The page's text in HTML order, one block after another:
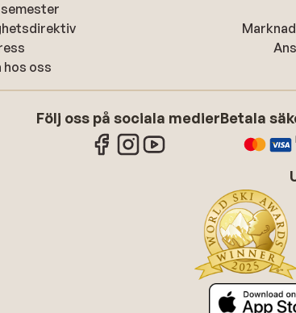
hos oss
Följ oss på sociala medierBetala